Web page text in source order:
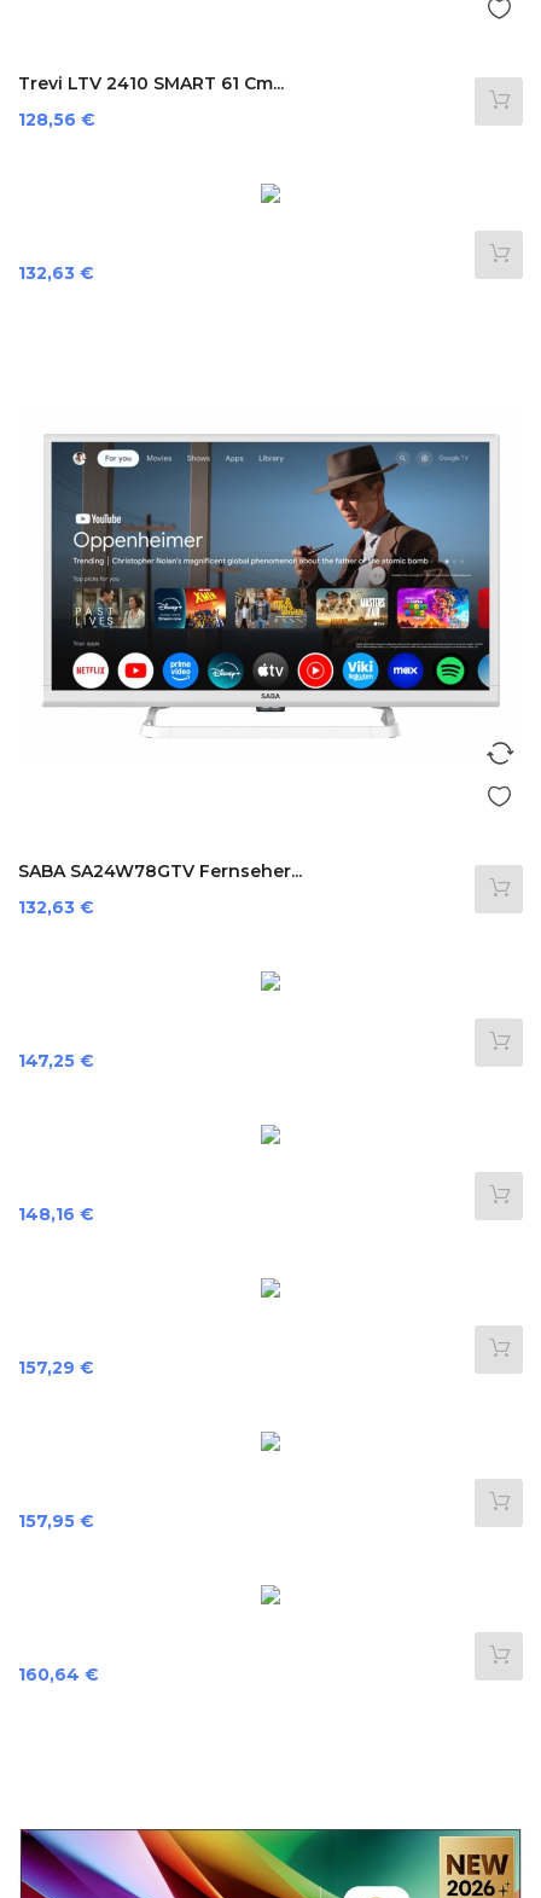
Trevi LTV 2410 SMART 61 Cm...
Preis
128,56 €
Preis
132,63 €
SABA SA24W78GTV Fernseher...
Preis
132,63 €
Preis
147,25 €
Preis
148,16 €
Preis
157,29 €
Preis
157,95 €
Preis
160,64 €